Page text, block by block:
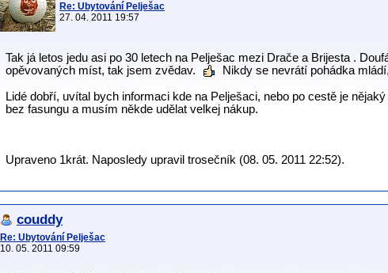
Re: Ubytování Pelješac
27. 04. 2011 19:57
Tak já letos jedu asi po 30 letech na Pelješac mezi Drače a Brijesta .
opěvovaných míst, tak jsem zvědav.
Nikdy se nevrátí pohádka
Lidé dobří, uvítal bych informaci kde na Pelješaci, nebo po cestě je
bez fasungu a musím někde udělat velkej nákup.
Upraveno 1krát. Naposledy upravil trosečník (08. 05. 2011 22:52).
couddy
Re: Ubytování Pelješac
10. 05. 2011 09:59